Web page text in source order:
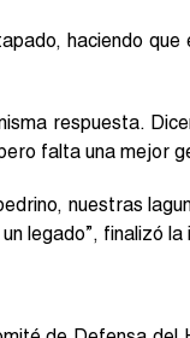
haciendo
respuesta.
falta una mejor
nuestras
legado”, finalizó